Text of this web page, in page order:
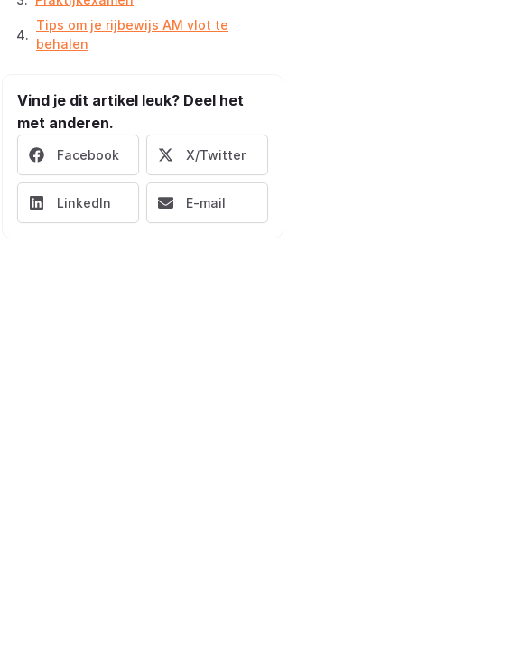
Tips om je rijbewijs AM vlot te
behalen
Vind je dit artikel leuk? Deel het
met anderen.
Facebook X/Twitter
LinkedIn E-mail